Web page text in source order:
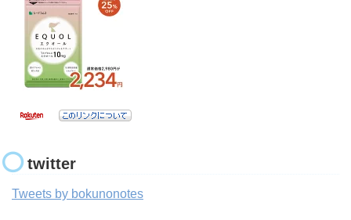
twitter
Tweets by bokunonotes